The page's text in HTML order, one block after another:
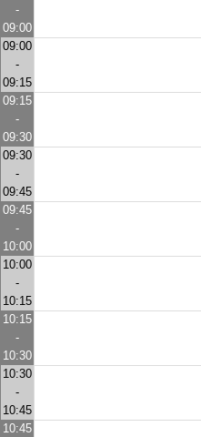
-
09:00
09:00
-
09:15
09:15
-
09:30
09:30
-
09:45
09:45
-
10:00
10:00
-
10:15
10:15
-
10:30
10:30
-
10:45
10:45